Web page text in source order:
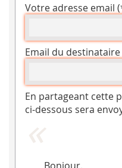
Votre adresse email
Email du destinataire
En partageant cette
ci-dessous sera